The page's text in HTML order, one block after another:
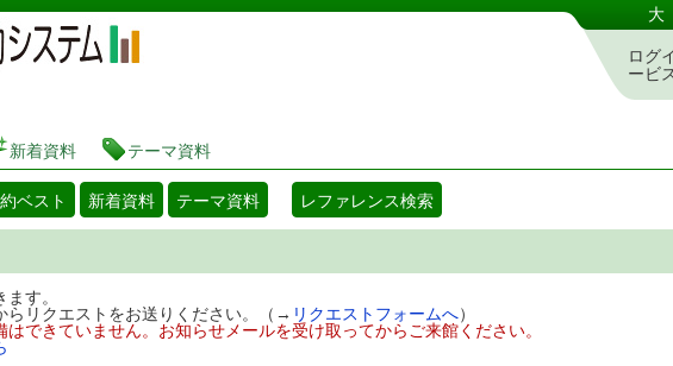
岡山県立図書館 蔵書検索・予約システム 大
ログ
ービ
新着資料 テーマ資料
ベスト 新着資料 テーマ資料 レファレンス検索
す。
らリクエストをお送りください。（→ リクエストフォームへ）
できていません。お知らせメールを受け取ってからご来館ください。